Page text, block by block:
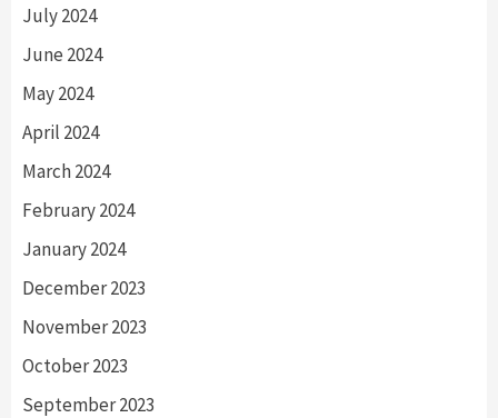
July 2024
June 2024
May 2024
April 2024
March 2024
February 2024
January 2024
December 2023
November 2023
October 2023
September 2023